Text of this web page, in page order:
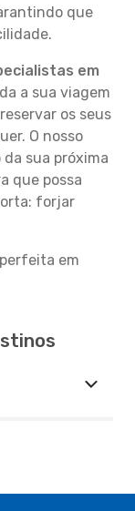
que
em
a sua viagem
os seus
O nosso
sua próxima
que possa
forjar
em